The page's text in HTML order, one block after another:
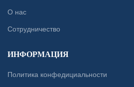
О нас
Сотрудничество
ИНФОРМАЦИЯ
Политика конфедициальности